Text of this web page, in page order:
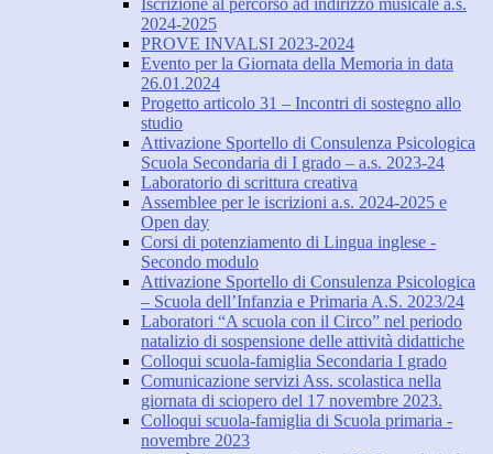
Iscrizione al percorso ad indirizzo musicale a.s.
2024-2025
PROVE INVALSI 2023-2024
Evento per la Giornata della Memoria in data
26.01.2024
Progetto articolo 31 – Incontri di sostegno allo
studio
Attivazione Sportello di Consulenza Psicologica
Scuola Secondaria di I grado – a.s. 2023-24
Laboratorio di scrittura creativa
Assemblee per le iscrizioni a.s. 2024-2025 e
Open day
Corsi di potenziamento di Lingua inglese -
Secondo modulo
Attivazione Sportello di Consulenza Psicologica
– Scuola dell’Infanzia e Primaria A.S. 2023/24
Laboratori “A scuola con il Circo” nel periodo
natalizio di sospensione delle attività didattiche
Colloqui scuola-famiglia Secondaria I grado
Comunicazione servizi Ass. scolastica nella
giornata di sciopero del 17 novembre 2023.
Colloqui scuola-famiglia di Scuola primaria -
novembre 2023